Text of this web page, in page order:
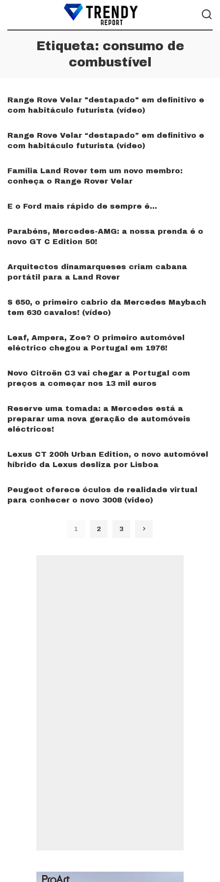
Etiqueta: consumo de
combustível
Range Rove Velar "destapado" em definitivo e
com habitáculo futurista (vídeo)
Range Rove Velar “destapado” em definitivo e
com habitáculo futurista (vídeo)
Família Land Rover tem um novo membro:
conheça o Range Rover Velar
E o Ford mais rápido de sempre é…
Parabéns, Mercedes-AMG: a nossa prenda é o
novo GT C Edition 50!
Arquitectos dinamarqueses criam cabana
portátil para a Land Rover
S 650, o primeiro cabrio da Mercedes Maybach
tem 630 cavalos! (vídeo)
Leaf, Ampera, Zoe? O primeiro automóvel
eléctrico chegou a Portugal em 1976!
Novo Citroën C3 vai chegar a Portugal com
preços a começar nos 13 mil euros
Reserve uma tomada: a Mercedes está a
preparar uma nova geração de automóveis
eléctricos!
Lexus CT 200h Urban Edition, o novo automóvel
híbrido da Lexus desliza por Lisboa
Peugeot oferece óculos de realidade virtual
para conhecer o novo 3008 (video)
1 2 3